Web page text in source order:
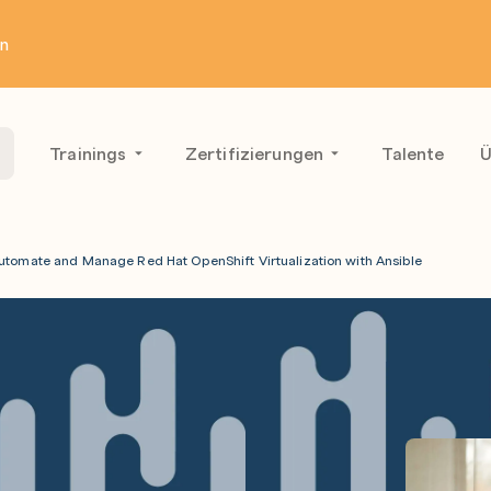
Trainings Zertifizierungen Talente
and Manage Red Hat OpenShift Virtualization with Ansible